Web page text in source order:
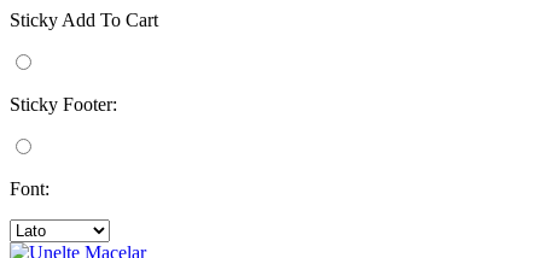
Sticky Add To Cart
Sticky Footer:
Font: